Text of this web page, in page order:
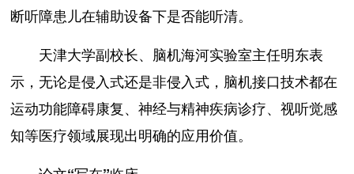
断听障患儿在辅助设备下是否能听清。
天津大学副校长、脑机海河实验室主任明东表
示，无论是侵入式还是非侵入式，脑机接口技术都在
运动功能障碍康复、神经与精神疾病诊疗、视听觉感
知等医疗领域展现出明确的应用价值。